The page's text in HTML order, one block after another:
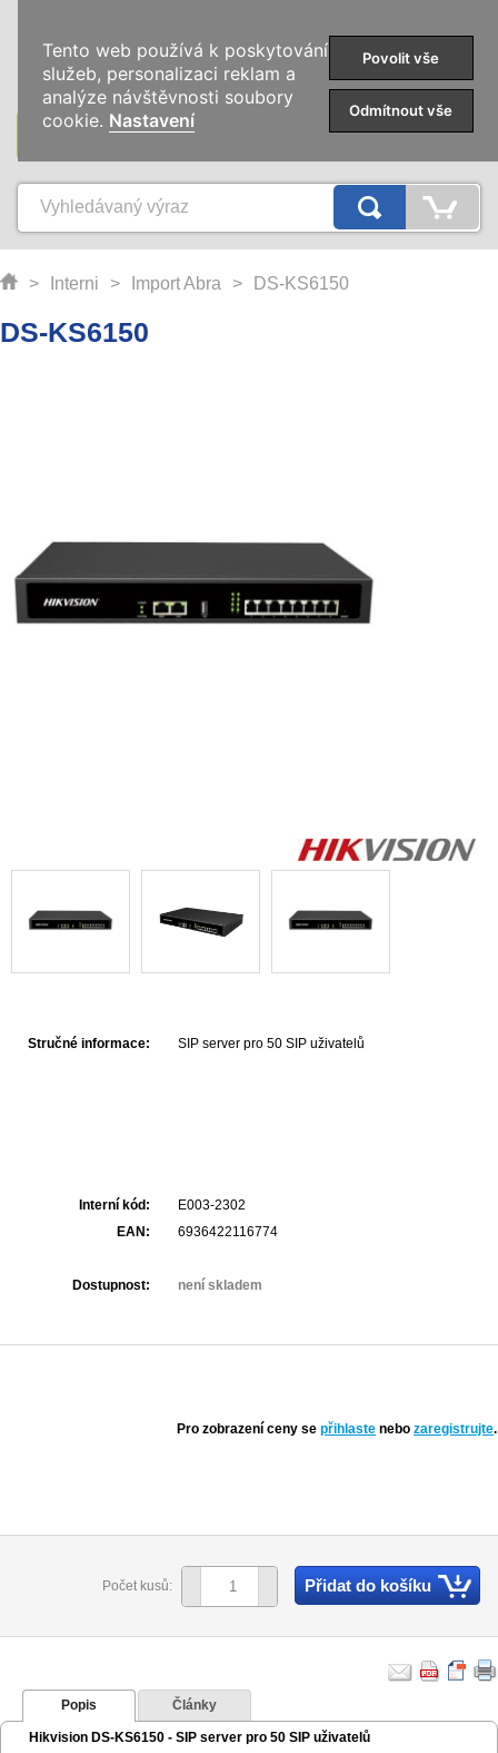
KATEGORIE
> Interni > Import Abra > DS-KS6150
DS-KS6150
Stručné informace: SIP server pro 50 SIP uživatelů
Interní kód:
E003-2302
EAN:
6936422116774
Dostupnost: není skladem
Pro zobrazení ceny se přihlaste nebo zaregistrujte.
Počet kusů: Přidat do košíku
Popis Články
Hikvision DS-KS6150 - SIP server pro 50 SIP uživatelů
Tento web používá k poskytování
služeb, personalizaci reklam a
analýze návštěvnosti soubory
cookie. Nastavení
Povolit vše
Odmítnout vše